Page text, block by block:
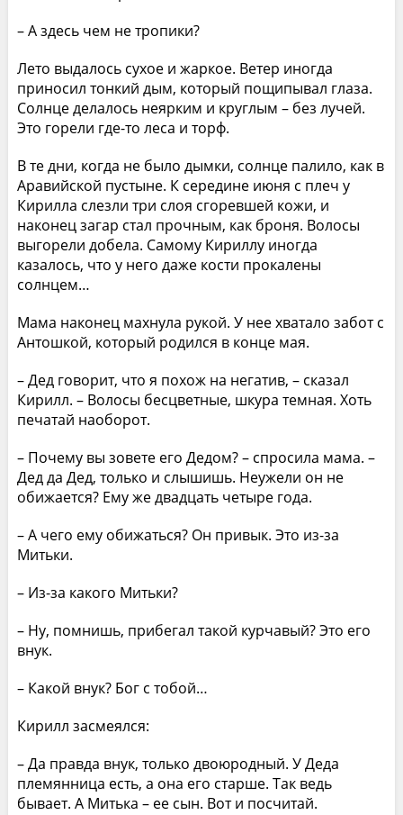
– А здесь чем не тропики?
Лето выдалось сухое и жаркое. Ветер иногда
приносил тонкий дым, который пощипывал глаза.
Солнце делалось неярким и круглым – без лучей.
Это горели где-то леса и торф.
В те дни, когда не было дымки, солнце палило, как в
Аравийской пустыне. К середине июня с плеч у
Кирилла слезли три слоя сгоревшей кожи, и
наконец загар стал прочным, как броня. Волосы
выгорели добела. Самому Кириллу иногда
казалось, что у него даже кости прокалены
солнцем…
Мама наконец махнула рукой. У нее хватало забот с
Антошкой, который родился в конце мая.
– Дед говорит, что я похож на негатив, – сказал
Кирилл. – Волосы бесцветные, шкура темная. Хоть
печатай наоборот.
– Почему вы зовете его Дедом? – спросила мама. –
Дед да Дед, только и слышишь. Неужели он не
обижается? Ему же двадцать четыре года.
– А чего ему обижаться? Он привык. Это из-за
Митьки.
– Из-за какого Митьки?
– Ну, помнишь, прибегал такой курчавый? Это его
внук.
– Какой внук? Бог с тобой…
Кирилл засмеялся:
– Да правда внук, только двоюродный. У Деда
племянница есть, а она его старше. Так ведь
бывает. А Митька – ее сын. Вот и посчитай.